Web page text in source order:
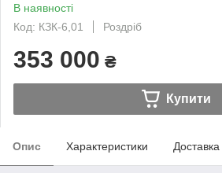
В наявності
Код: КЗК-6,01
Роздріб
353 000 ₴
Купити
Опис Характеристики Доставка